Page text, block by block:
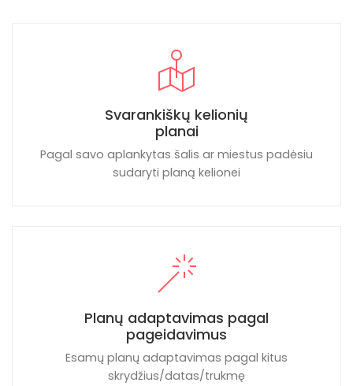
Svarankiškų kelionių
planai
Pagal savo aplankytas šalis ar miestus padėsiu
sudaryti planą kelionei
Planų adaptavimas pagal
pageidavimus
Esamų planų adaptavimas pagal kitus
skrydžius/datas/trukmę